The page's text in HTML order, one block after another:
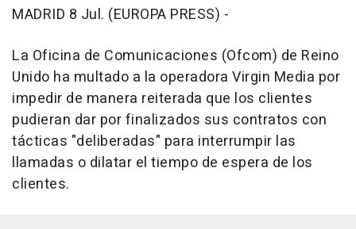
MADRID 8 Jul. (EUROPA PRESS) -
La Oficina de Comunicaciones (Ofcom) de Reino
Unido ha multado a la operadora Virgin Media por
impedir de manera reiterada que los clientes
pudieran dar por finalizados sus contratos con
tácticas "deliberadas" para interrumpir las
llamadas o dilatar el tiempo de espera de los
clientes.